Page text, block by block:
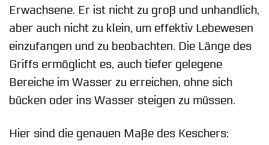
Erwachsene. Er ist nicht zu groß und unhandlich,
aber auch nicht zu klein, um effektiv Lebewesen
einzufangen und zu beobachten. Die Länge des
Griffs ermöglicht es, auch tiefer gelegene
Bereiche im Wasser zu erreichen, ohne sich
bücken oder ins Wasser steigen zu müssen.
Hier sind die genauen Maße des Keschers: